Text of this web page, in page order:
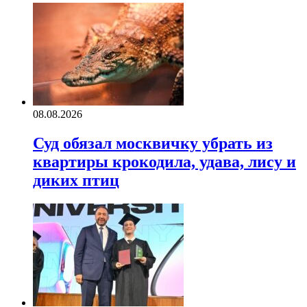
08.08.2026
Суд обязал москвичку убрать из
квартиры крокодила, удава, лису и
диких птиц